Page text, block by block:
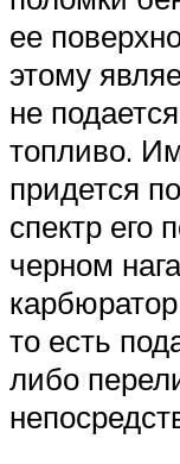
ее
этому
не
топливо.
придется
спектр его
черном
то есть
либо